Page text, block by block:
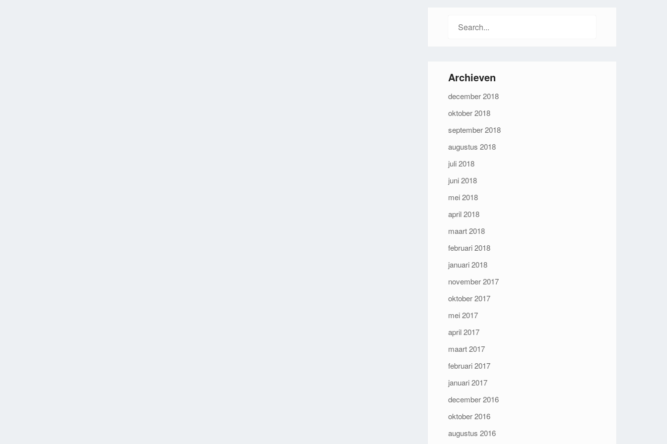
Archieven
december 2018
oktober 2018
september 2018
augustus 2018
juli 2018
juni 2018
mei 2018
april 2018
maart 2018
februari 2018
januari 2018
november 2017
oktober 2017
mei 2017
april 2017
maart 2017
februari 2017
januari 2017
december 2016
oktober 2016
augustus 2016